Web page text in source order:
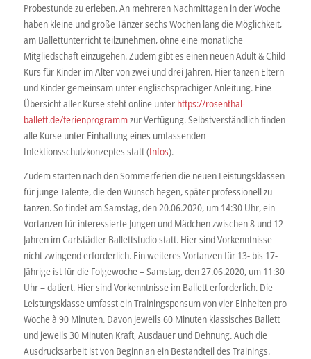
Probestunde zu erleben. An mehreren Nachmittagen in der Woche
haben kleine und große Tänzer sechs Wochen lang die Möglichkeit,
am Ballettunterricht teilzunehmen, ohne eine monatliche
Mitgliedschaft einzugehen. Zudem gibt es einen neuen Adult & Child
Kurs für Kinder im Alter von zwei und drei Jahren. Hier tanzen Eltern
und Kinder gemeinsam unter englischsprachiger Anleitung. Eine
Übersicht aller Kurse steht online unter https://rosenthal-
ballett.de/ferienprogrammzur Verfügung. Selbstverständlich finden
alle Kurse unter Einhaltung eines umfassenden
Infektionsschutzkonzeptes statt (Infos).
Zudem starten nach den Sommerferien die neuen Leistungsklassen
für junge Talente, die den Wunsch hegen, später professionell zu
tanzen. So findet am Samstag, den 20.06.2020, um 14:30 Uhr, ein
Vortanzen für interessierte Jungen und Mädchen zwischen 8 und 12
Jahren im Carlstädter Ballettstudio statt. Hier sind Vorkenntnisse
nicht zwingend erforderlich. Ein weiteres Vortanzen für 13- bis 17-
Jährige ist für die Folgewoche – Samstag, den 27.06.2020, um 11:30
Uhr – datiert. Hier sind Vorkenntnisse im Ballett erforderlich. Die
Leistungsklasse umfasst ein Trainingspensum von vier Einheiten pro
Woche à 90 Minuten. Davon jeweils 60 Minuten klassisches Ballett
und jeweils 30 Minuten Kraft, Ausdauer und Dehnung. Auch die
Ausdrucksarbeit ist von Beginn an ein Bestandteil des Trainings.